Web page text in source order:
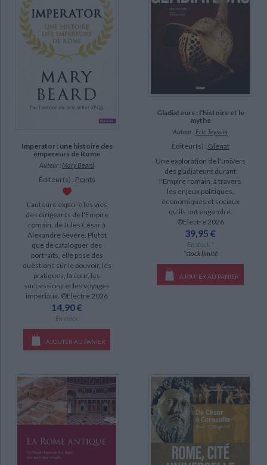
Dubois, Nicolas-Auguste (13)
Germain, Yves (13)
Verger, Victor (13)
Tailhac, Michel (12)
Grimal, Pierre (11)
SUPPORT
poche (107)
IAD (77)
revue (38)
document-audio (6)
coffret (2)
logiciel-educatif (2)
SÉRIE
Histoire romaine (23)
Oeuvres complètes (12)
Histoire auguste (9)
Histoire (6)
Annales (5)
Antiquités romaines (5)
Histoire de Rome : depuis le règne de Nerva jusqu'à la mort de Valens
DISPONIBILITÉ
Imperator : une histoire des
empereurs de Rome
Auteur : Mary Beard
Éditeur(s) : Points
L'auteure explore les vies
des dirigeants de l'Empire
romain, de Jules César à
Alexandre Sévère. Plutôt
que de cataloguer des
portraits, elle pose des
questions sur le pouvoir, les
pratiques, la cour, les
successions et les voyages
impériaux. ©Electre 2026
14,90 €
En stock
AJOUTER AU PANIER
Gladiateurs : l'histoire et le
mythe
Auteur : Eric Teyssier
Éditeur(s) : Glénat
Une exploration de l'univers
des gladiateurs durant
l'Empire romain, à travers
les enjeux politiques,
économiques et sociaux
qu'ils ont engendré.
©Electre 2026
39,95 €
En stock *
*stock limité
AJOUTER AU PANIER